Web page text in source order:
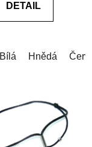
z
DETAIL
Bílá Hnědá